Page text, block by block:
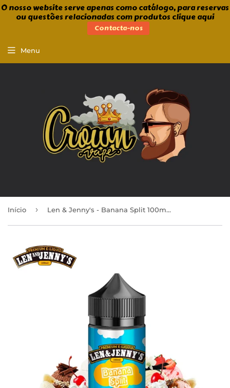
O nosso website serve apenas como catálogo, para reservas
ou questões relacionadas com produtos clique aqui
Contacta-nos
Menu
Início › Len & Jenny's - Banana Split 100ml Shortfill